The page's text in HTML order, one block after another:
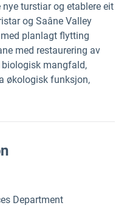
turstiar og etablere eit
og Saâne Valley
planlagt flytting
med restaurering av
mangfald,
økologisk funksjon,
Department